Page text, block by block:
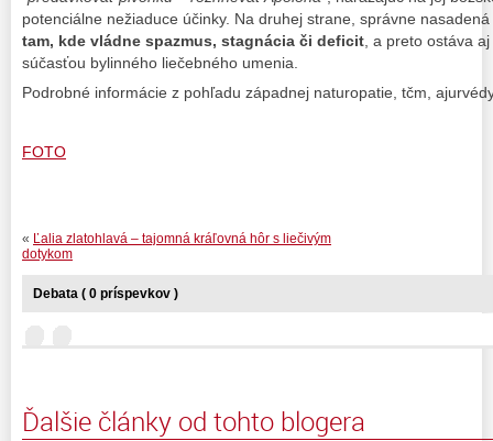
potenciálne nežiaduce účinky. Na druhej strane, správne
tam, kde vládne spazmus, stagnácia či deficit , a preto ostáva
súčasťou bylinného liečebného umenia.
Podrobné informácie z pohľadu západnej naturopatie, tčm,
FOTO
« Ľalia zlatohlavá – tajomná kráľovná hôr s liečivým
dotykom
Debata ( 0 príspevkov )
Ďalšie články od tohto blogera